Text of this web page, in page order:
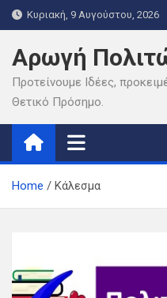
Skip
to
content
Κυριακή, 9 Αυγούστου, 2026
Αρωγή
Προτείνουμε Ιδέες,
Θετικό Πρόσημο.
Home Κάλεσμα